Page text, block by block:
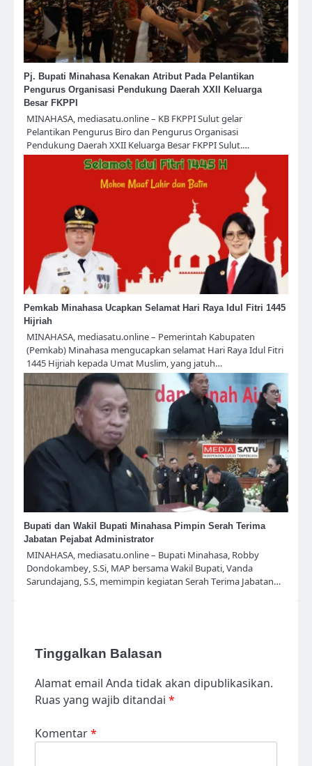
Pj. Bupati Minahasa Kenakan Atribut Pada Pelantikan
Pengurus Organisasi Pendukung Daerah XXII Keluarga
Besar FKPPI
MINAHASA, mediasatu.online – KB FKPPI Sulut gelar
Pelantikan Pengurus Biro dan Pengurus Organisasi
Pendukung Daerah XXII Keluarga Besar FKPPI Sulut.…
Pemkab Minahasa Ucapkan Selamat Hari Raya Idul Fitri 1445
Hijriah
MINAHASA, mediasatu.online – Pemerintah Kabupaten
(Pemkab) Minahasa mengucapkan selamat Hari Raya Idul Fitri
1445 Hijriah kepada Umat Muslim, yang jatuh…
Bupati dan Wakil Bupati Minahasa Pimpin Serah Terima
Jabatan Pejabat Administrator
MINAHASA, mediasatu.online – Bupati Minahasa, Robby
Dondokambey, S.Si, MAP bersama Wakil Bupati, Vanda
Sarundajang, S.S, memimpin kegiatan Serah Terima Jabatan…
Tinggalkan Balasan
Alamat email Anda tidak akan dipublikasikan.
Ruas yang wajib ditandai *
Komentar*